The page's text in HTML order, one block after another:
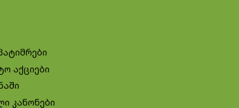
აქციები
კანონები